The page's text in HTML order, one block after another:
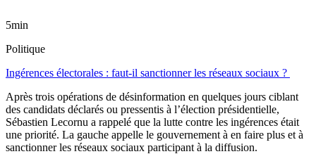
5min
Politique
Ingérences électorales : faut-il sanctionner les réseaux sociaux ?
Après trois opérations de désinformation en quelques jours ciblant
des candidats déclarés ou pressentis à l’élection présidentielle,
Sébastien Lecornu a rappelé que la lutte contre les ingérences était
une priorité. La gauche appelle le gouvernement à en faire plus et à
sanctionner les réseaux sociaux participant à la diffusion.